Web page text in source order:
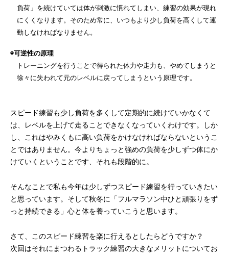
負荷」を続けていては体が刺激に慣れてしまい、練習の効果が現れ
にくくなります。そのため常に、いつもより少し負荷を高くして運
動しなければなりません。
◉可逆性の原理
トレーニングを行うことで得られた体力や走力も、やめてしまうと
徐々に失われて元のレベルに戻ってしまうという原理です。
スピード練習も少し負荷を多くして定期的に続けていかなくて
は、レベルを上げて走ることできなくなっていくわけです。しか
し、これはやみくもに高い負荷をかけなければならないというこ
とではありません。今よりちょっと強めの負荷を少しずつ体にか
けていくということです、それも段階的に。
そんなことで私も今年は少しずつスピード練習を行っていきたい
と思っています。そして秋冬に「フルマラソン中ひと頑張りをず
っと持続できる」心と体を養っていこうと思います。
さて、このスピード練習を楽に行えるとしたらどうですか？
次回はそれにまつわるトラック練習の大きなメリットについてお